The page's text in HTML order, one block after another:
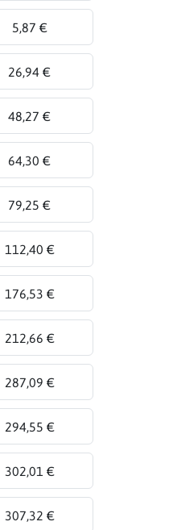
5,87 €
26,94 €
48,27 €
64,30 €
79,25 €
112,40 €
176,53 €
212,66 €
287,09 €
294,55 €
302,01 €
307,32 €